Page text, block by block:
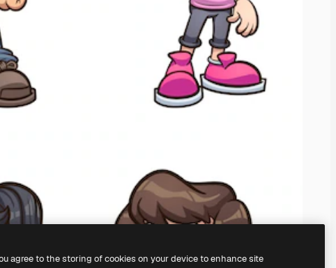
agree to the storing of cookies on your device to enhance site